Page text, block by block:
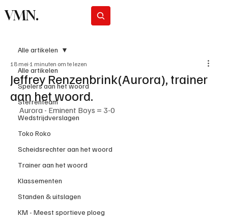
VMN.
Alle artikelen
Spelers aan het woord
Sterrenteam
Wedstrijdverslagen
Toko Roko
Scheidsrechter aan het woord
Trainer aan het woord
Klassementen
Standen & uitslagen
KM - Meest sportieve ploeg
Alle artikelen
Jeffrey Renzenbrink(Aurora), trainer
aan het woord.
18 mei 1 minuten om te lezen
Aurora - Eminent Boys = 3-0